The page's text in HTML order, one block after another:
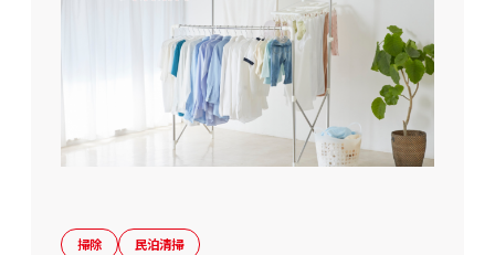
掃除 民泊清掃